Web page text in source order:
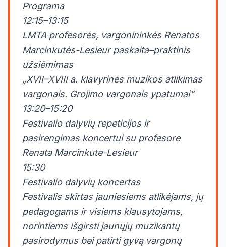
Programa
12:15–13:15
LMTA profesorės, vargonininkės Renatos
Marcinkutės-Lesieur paskaita–praktinis
užsiėmimas
„XVII–XVIII a. klavyrinės muzikos atlikimas
vargonais. Grojimo vargonais ypatumai“
13:20–15:20
Festivalio dalyvių repeticijos ir
pasirengimas koncertui su profesore
Renata Marcinkute-Lesieur
15:30
Festivalio dalyvių koncertas
Festivalis skirtas jauniesiems atlikėjams, jų
pedagogams ir visiems klausytojams,
norintiems išgirsti jaunųjų muzikantų
pasirodymus bei patirti gyvą vargonų